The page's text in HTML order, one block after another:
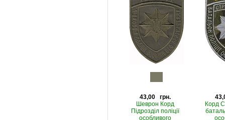
43,00 грн.
Шеврон Корд
Підрозділ поліції
особливого
Корд